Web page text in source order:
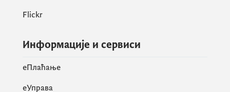
Flickr
Информације и сервиси
eПлаћање
еУправа